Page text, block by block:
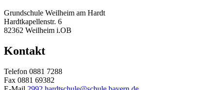
Grundschule Weilheim am Hardt
Hardtkapellenstr. 6
82362 Weilheim i.OB
Kontakt
Telefon 0881 7288
Fax 0881 69382